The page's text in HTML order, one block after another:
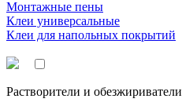
Монтажные пены
Клеи универсальные
Клеи для напольных покрытий
Растворители и обезжириватели